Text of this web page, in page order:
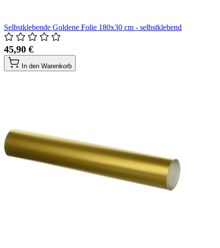
Selbstklebende Goldene Folie 180x30 cm - selbstklebend
45,90 €
In den Warenkorb